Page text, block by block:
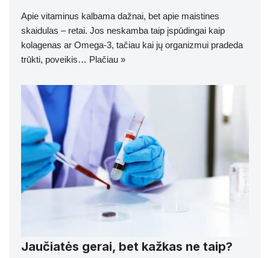
Apie vitaminus kalbama dažnai, bet apie maistines
skaidulas – retai. Jos neskamba taip įspūdingai kaip
kolagenas ar Omega-3, tačiau kai jų organizmui pradeda
trūkti, poveikis… Plačiau »
Jaučiatės gerai, bet kažkas ne taip?